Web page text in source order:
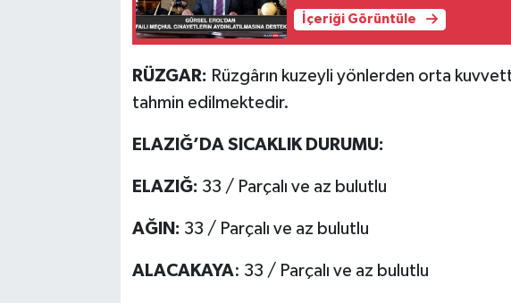
İçeriği Görüntüle
RÜZGAR: Rüzgârın kuzeyli yönlerden orta
tahmin edilmektedir.
ELAZIĞ’DA SICAKLIK DURUMU:
ELAZIĞ: 33 / Parçalı ve az bulutlu
AĞIN: 33 / Parçalı ve az bulutlu
ALACAKAYA: 33 / Parçalı ve az bulutlu